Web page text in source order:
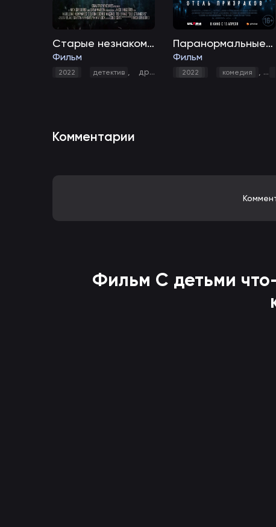
Старые незнакомцы
Фильм
2022 детектив драма ужасы фантастика
Паранормальные явления. Отель призраков
Фильм
2022 комедия
Комментарии
Фильм С детьми